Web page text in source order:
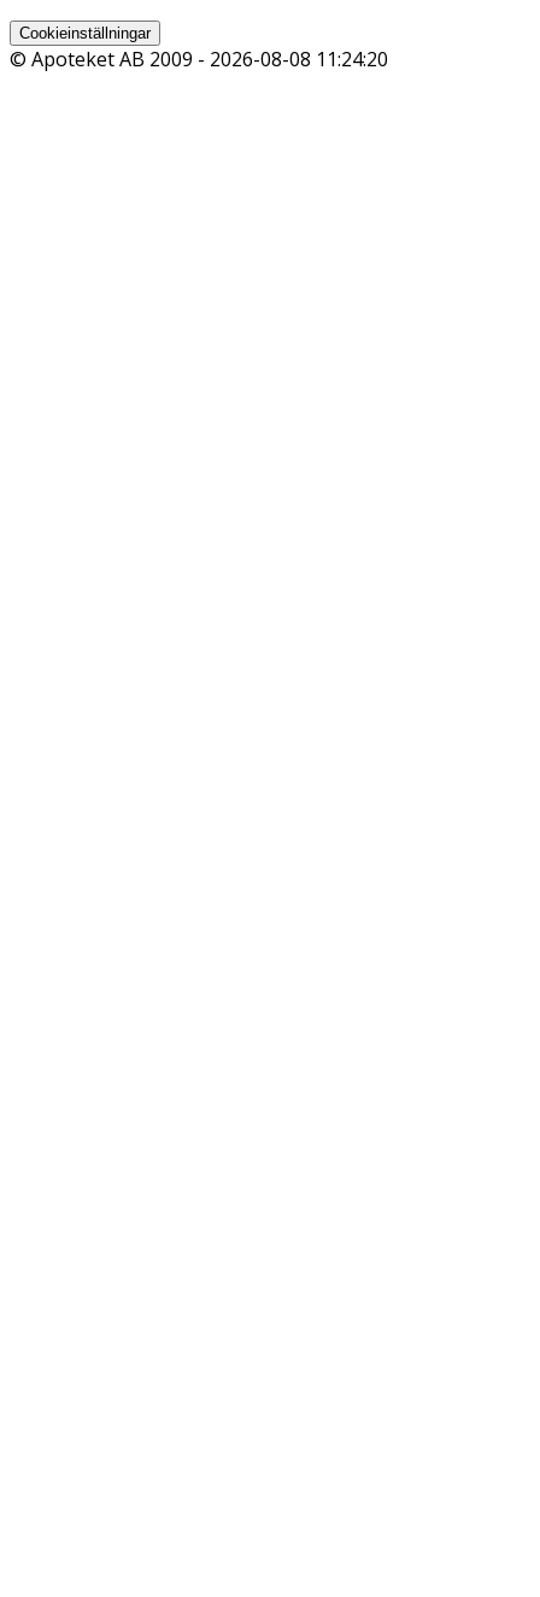
Cookieinställningar
© Apoteket AB 2009 - 2026-08-08 11:24:20